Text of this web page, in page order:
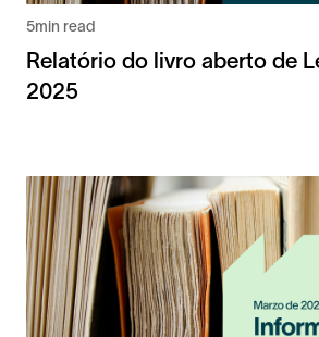
5min read
Relatório do livro aberto de
2025